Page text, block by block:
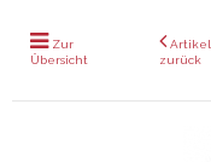
Zur
Übersicht
Artikel
zurück